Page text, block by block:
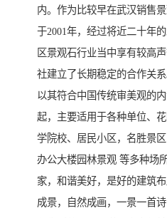
内。作为比较早在武汉销售
于2001年，经过将近二十年
区景观石行业当中享有较高
社建立了长期稳定的合作关
以其符合中国传统审美观的
起，主要适用于各种单位、
学院校、居民小区，名胜景
办公大楼园林景观 等多种场
家，和谐美好，是好的建筑
成景，自然成画，一景一首